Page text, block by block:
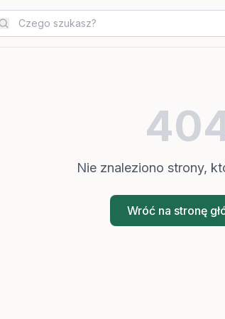
Nie znaleziono strony,
Wróć na stronę